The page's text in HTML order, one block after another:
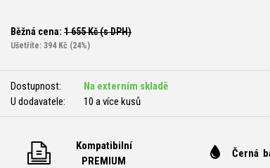
Běžná cena: 1 655Kč (s DPH)
Ušetříte: 394 Kč (24%)
Dostupnost:
Na externím skladě
U dodavatele:
10 a více kusů
Kompatibilní
PREMIUM
Černá